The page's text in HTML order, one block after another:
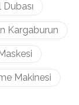
Kargaburun
Makinesi